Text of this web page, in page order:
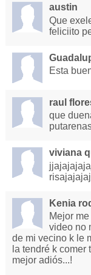
austin
Que
feliciito
Esta
raul
que
viviana
Kenia
Mejor
video no
de mi vecino k le
la tendré k
mejor adiós...!